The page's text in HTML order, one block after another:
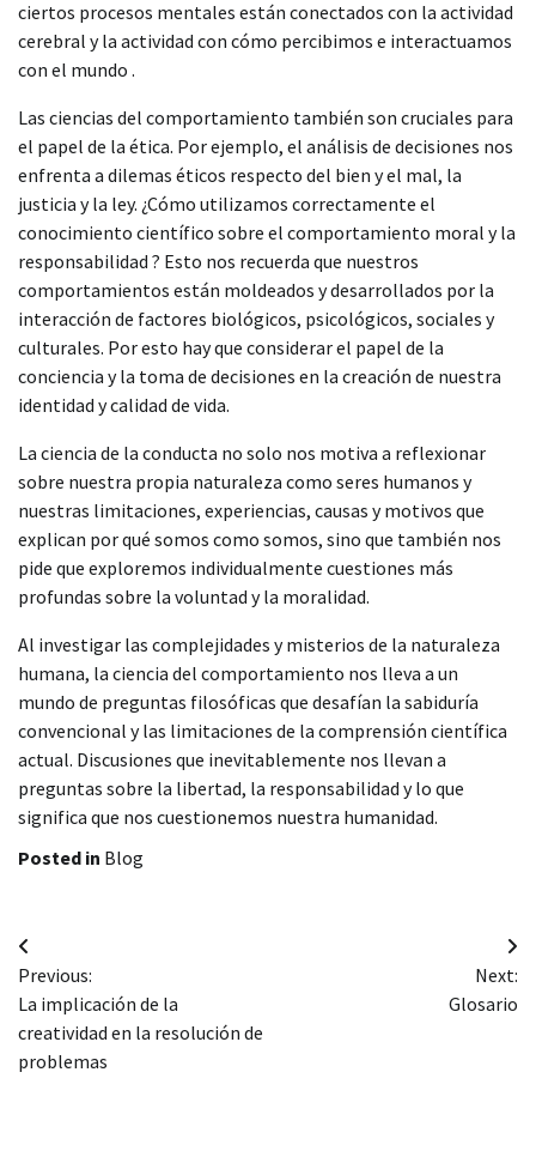
ciertos procesos mentales están conectados con la actividad
cerebral y la actividad con cómo percibimos e interactuamos
con el mundo .
Las ciencias del comportamiento también son cruciales para
el papel de la ética. Por ejemplo, el análisis de decisiones nos
enfrenta a dilemas éticos respecto del bien y el mal, la
justicia y la ley. ¿Cómo utilizamos correctamente el
conocimiento científico sobre el comportamiento moral y la
responsabilidad ? Esto nos recuerda que nuestros
comportamientos están moldeados y desarrollados por la
interacción de factores biológicos, psicológicos, sociales y
culturales. Por esto hay que considerar el papel de la
conciencia y la toma de decisiones en la creación de nuestra
identidad y calidad de vida.
La ciencia de la conducta no solo nos motiva a reflexionar
sobre nuestra propia naturaleza como seres humanos y
nuestras limitaciones, experiencias, causas y motivos que
explican por qué somos como somos, sino que también nos
pide que exploremos individualmente cuestiones más
profundas sobre la voluntad y la moralidad.
Al investigar las complejidades y misterios de la naturaleza
humana, la ciencia del comportamiento nos lleva a un
mundo de preguntas filosóficas que desafían la sabiduría
convencional y las limitaciones de la comprensión científica
actual. Discusiones que inevitablemente nos llevan a
preguntas sobre la libertad, la responsabilidad y lo que
significa que nos cuestionemos nuestra humanidad.
Posted in Blog
Navegación
de
entradas
Previous:
La implicación de la
creatividad en la resolución de
problemas
Next:
Glosario